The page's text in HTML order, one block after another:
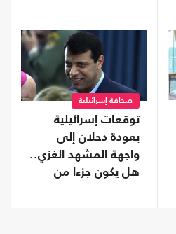
صحافة إسرائيلية
توقعات إسرائيلية
بعودة دحلان إلى
واجهة المشهد الغزي..
هل يكون جزءا من